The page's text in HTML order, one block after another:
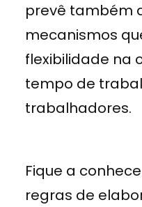
prevê também
mecanismos
flexibilidade na
tempo de
trabalhadores.
Fique a
regras de